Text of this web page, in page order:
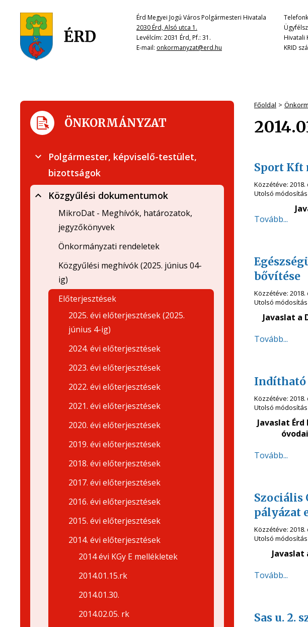
Érd Megyei Jogú Város Polgármesteri Hivatala
2030 Érd, Alsó utca 1.
Levélcím: 2031 Érd, Pf.: 31.
E-mail: onkormanyzat@erd.hu
Hivatali
KRID
Főoldal
Sport Kft
Közzétéve: 2018.
Utolsó
Tovább...
bővítése
Közzétéve: 2018.
Utolsó
Javaslat a
Tovább...
Indítható
Közzétéve: 2018.
Utolsó
Javaslat
Tovább...
Szociális
pályázat
Közzétéve: 2018.
Utolsó
Tovább...
Sas u. 2.
ÖNKORMÁNYZAT
Polgármester, képviselő-testület,
bizottságok
Közgyűlési dokumentumok
MikroDat - Meghívók, határozatok,
jegyzőkönyvek
Önkormányzati rendeletek
Közgyűlési meghívók (2025. június 04-
ig)
Előterjesztések
2025. évi előterjesztések (2025.
június 4-ig)
2024. évi előterjesztések
2023. évi előterjesztések
2022. évi előterjesztések
2021. évi előterjesztések
2020. évi előterjesztések
2019. évi előterjesztések
2018. évi előterjesztések
2017. évi előterjesztések
2016. évi előterjesztések
2015. évi előterjesztések
2014. évi előterjesztések
2014 évi KGy E mellékletek
2014.01.15.rk
2014.01.30.
2014.02.05. rk